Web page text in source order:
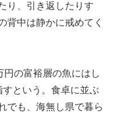
り、引き返したりす
背中は静かに戒めてく
円の富裕層の魚にはし
という。食卓に並ぶ
でも、海無し県で暮ら